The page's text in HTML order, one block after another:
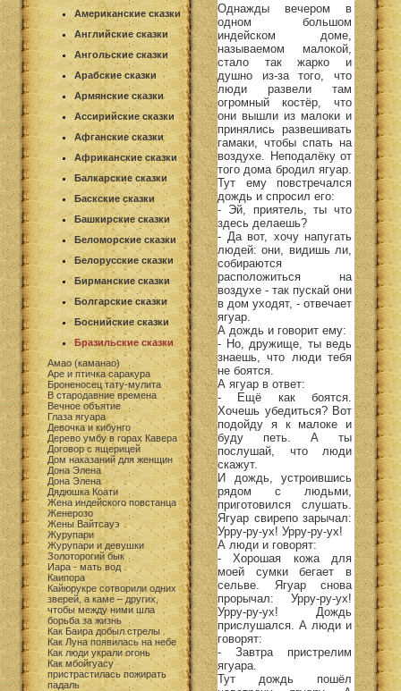
Американские сказки
Английские сказки
Ангольские сказки
Арабские сказки
Армянские сказки
Ассирийские сказки
Афганские сказки
Африканские сказки
Балкарские сказки
Баскские сказки
Башкирские сказки
Беломорские сказки
Белорусские сказки
Бирманские сказки
Болгарские сказки
Боснийские сказки
Бразильские сказки
Амао (каманао)
Аре и птичка саракура
Броненосец тату-мулита
В стародавние времена
Вечное объятие
Глаза ягуара
Девочка и кибунго
Дерево умбу в горах Кавера
Договор с ящерицей
Дом наказаний для женщин
Дона Элена
Дона Элена
Дядюшка Коати
Жена индейского повстанца
Женерозо
Жены Вайтсауэ
Журупари
Журупари и девушки
Золоторогий бык
Иара - мать вод
Каипора
Кайюрукре сотворили одних
зверей, а каме – других,
чтобы между ними шла
борьба за жизнь
Как Баира добыл стрелы
Как Луна появилась на небе
Как люди украли огонь
Как мбойгуасу
пристрастилась пожирать
падаль
Однажды вечером в
одном большом
индейском доме,
называемом малокой,
стало так жарко и
душно из-за того, что
люди развели там
огромный костёр, что
они вышли из малоки и
принялись развешивать
гамаки, чтобы спать на
воздухе. Неподалёку от
того дома бродил ягуар.
Тут ему повстречался
дождь и спросил его:
- Эй, приятель, ты что
здесь делаешь?
- Да вот, хочу напугать
людей: они, видишь ли,
собираются
расположиться на
воздухе - так пускай они
в дом уходят, - отвечает
ягуар.
А дождь и говорит ему:
- Но, дружище, ты ведь
знаешь, что люди тебя
не боятся.
А ягуар в ответ:
- Ещё как боятся.
Хочешь убедиться? Вот
подойду я к малоке и
буду петь. А ты
послушай, что люди
скажут.
И дождь, устроившись
рядом с людьми,
приготовился слушать.
Ягуар свирепо зарычал:
Урру-ру-ух! Урру-ру-ух!
А люди и говорят:
- Хорошая кожа для
моей сумки бегает в
сельве. Ягуар снова
прорычал: Урру-ру-ух!
Урру-ру-ух! Дождь
прислушался. А люди и
говорят:
- Завтра пристрелим
ягуара.
Тут дождь пошёл